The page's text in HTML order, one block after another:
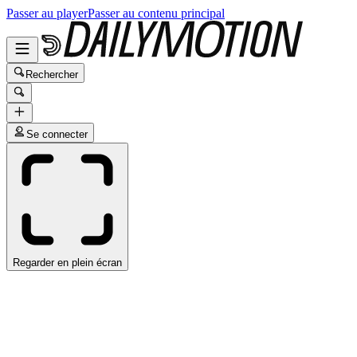
Passer au playerPasser au contenu principal
Rechercher
Se connecter
Regarder en plein écran